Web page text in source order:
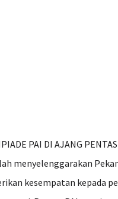
PAI DI AJANG
menyelenggarakan
kesempatan kepada